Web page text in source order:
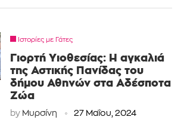
Ιστορίες με Γάτες
Γιορτή Υιοθεσίας: Η αγκαλιά
της Αστικής Πανίδας του
δήμου Αθηνών στα Αδέσποτα
Ζώα
by Μυρσίνη 27 Μαΐου, 2024